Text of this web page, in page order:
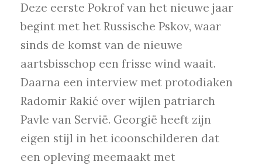
Deze eerste Pokrof van het nieuwe jaar
begint met het Russische Pskov, waar
sinds de komst van de nieuwe
aartsbisschop een frisse wind waait.
Daarna een interview met protodiaken
Radomir Rakić over wijlen patriarch
Pavle van Servië. Georgië heeft zijn
eigen stijl in het icoonschilderen dat
een opleving meemaakt met